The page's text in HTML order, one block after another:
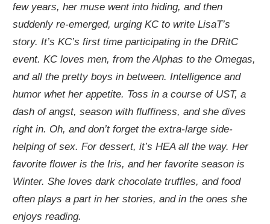
few years, her muse went into hiding, and then
suddenly re-emerged, urging KC to write LisaT’s
story. It’s KC’s first time participating in the DRitC
event. KC loves men, from the Alphas to the Omegas,
and all the pretty boys in between. Intelligence and
humor whet her appetite. Toss in a course of UST, a
dash of angst, season with fluffiness, and she dives
right in. Oh, and don’t forget the extra-large side-
helping of sex. For dessert, it’s HEA all the way. Her
favorite flower is the Iris, and her favorite season is
Winter. She loves dark chocolate truffles, and food
often plays a part in her stories, and in the ones she
enjoys reading.